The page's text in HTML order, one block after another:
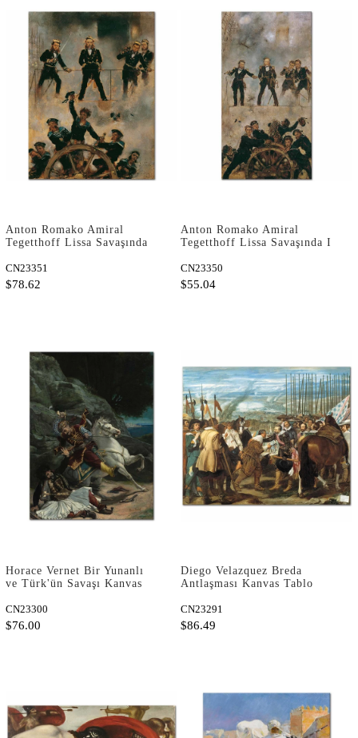
Anton Romako Amiral
Tegetthoff Lissa Savaşında
CN23351
$78.62
Anton Romako Amiral
Tegetthoff Lissa Savaşında I
CN23350
$55.04
Horace Vernet Bir Yunanlı
ve Türk'ün Savaşı Kanvas
CN23300
$76.00
Diego Velazquez Breda
Antlaşması Kanvas Tablo
CN23291
$86.49